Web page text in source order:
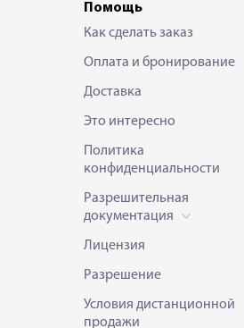
Помощь
Как сделать заказ
Оплата и бронирование
Доставка
Это интересно
Политика
конфиденциальности
Разрешительная
документация
Лицензия
Разрешение
Условия дистанционной
продажи